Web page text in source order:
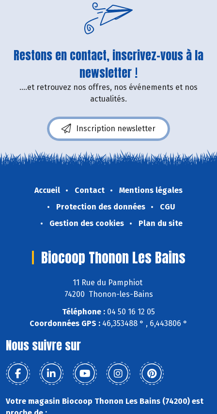
Restons en contact, inscrivez-vous à la
newsletter !
....et retrouvez nos offres, nos événements et nos
actualités.
Inscription newsletter
Accueil Contact
Mentions légales
Protection des données
CGU
Gestion des cookies
Plan du site
Biocoop Thonon Les Bains
11 Rue du Pamphiot
74200 Thonon-les-Bains
Téléphone : 04 50 16 12 05
Coordonnées GPS : 46,353488 ° , 6,443806 °
Nous suivre sur
Votre magasin Biocoop Thonon Les Bains (74200) est